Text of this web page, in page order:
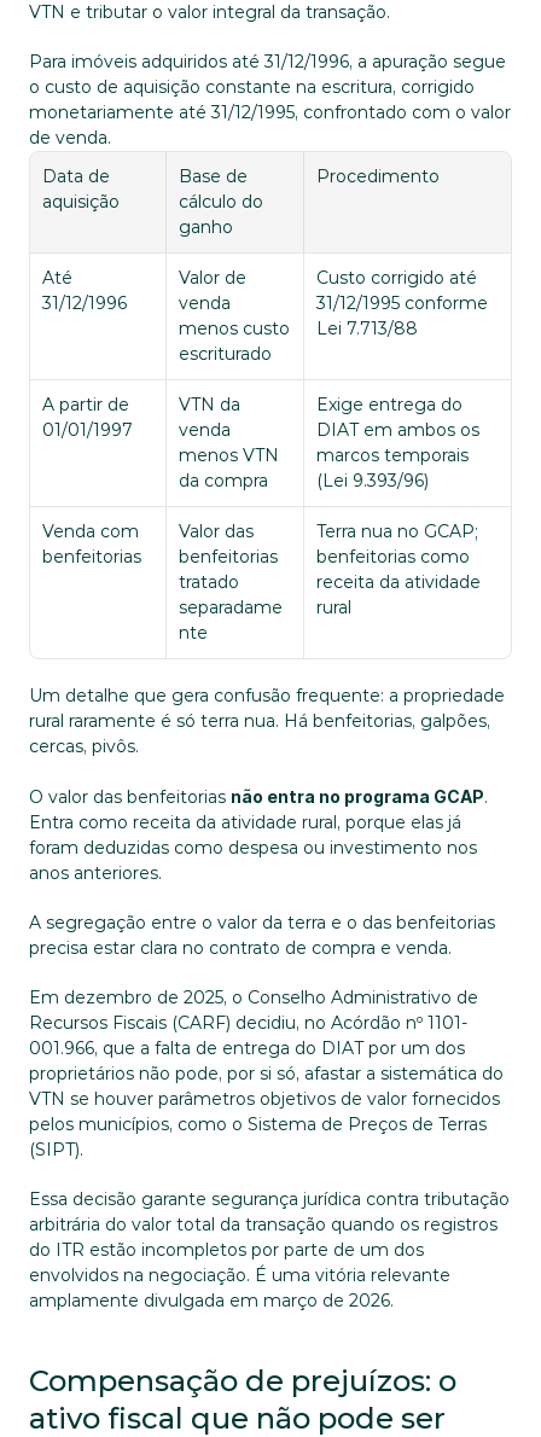
VTN e tributar o valor integral da transação.
Para imóveis adquiridos até 31/12/1996, a apuração segue
o custo de aquisição constante na escritura, corrigido
monetariamente até 31/12/1995, confrontado com o valor
de venda.
Data de
aquisição
Base de
cálculo do
ganho
Procedimento
Até
31/12/1996
Valor de
venda
menos custo
escriturado
Custo corrigido até
31/12/1995 conforme
Lei 7.713/88
A partir de
01/01/1997
VTN da
venda
menos VTN
da compra
Exige entrega do
DIAT em ambos os
marcos temporais
(Lei 9.393/96)
Venda com
benfeitorias
Valor das
benfeitorias
tratado
separadame
nte
Terra nua no GCAP;
benfeitorias como
receita da atividade
rural
Um detalhe que gera confusão frequente: a propriedade
rural raramente é só terra nua. Há benfeitorias, galpões,
cercas, pivôs.
O valor das benfeitorias não entra no programa GCAP.
Entra como receita da atividade rural, porque elas já
foram deduzidas como despesa ou investimento nos
anos anteriores.
A segregação entre o valor da terra e o das benfeitorias
precisa estar clara no contrato de compra e venda.
Em dezembro de 2025, o Conselho Administrativo de
Recursos Fiscais (CARF) decidiu, no Acórdão nº 1101-
001.966, que a falta de entrega do DIAT por um dos
proprietários não pode, por si só, afastar a sistemática do
VTN se houver parâmetros objetivos de valor fornecidos
pelos municípios, como o Sistema de Preços de Terras
(SIPT).
Essa decisão garante segurança jurídica contra tributação
arbitrária do valor total da transação quando os registros
do ITR estão incompletos por parte de um dos
envolvidos na negociação. É uma vitória relevante
amplamente divulgada em março de 2026.
Compensação de prejuízos: o
ativo fiscal que não pode ser